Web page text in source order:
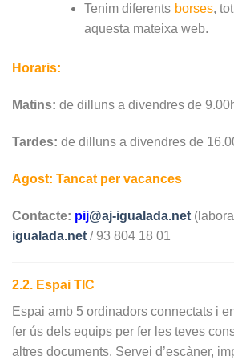
Tenim diferents borses,
aquesta mateixa web.
Horaris:
Matins: de dilluns a divendres de
Tardes: de dilluns a divendres de
Agost: Tancat per vacances
Contacte: pij@aj-igualada.net
igualada.net / 93 804 18 01
2.2. Espai TIC
Espai amb 5 ordinadors connectats i
fer ús dels equips per fer les teves
altres documents. Servei d’escàner,